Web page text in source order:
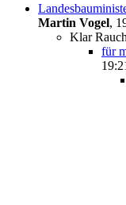
Martin Vogel,
Klar
für